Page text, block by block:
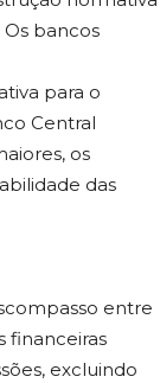
bancos
para o
Central
os
das
entre
financeiras
excluindo